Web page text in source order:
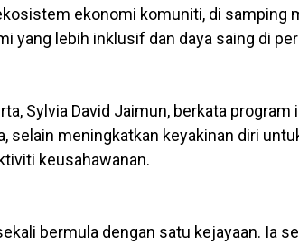
ekonomi komuniti, di samping
yang lebih inklusif dan daya saing di
Sylvia David Jaimun, berkata
selain meningkatkan keyakinan diri
keusahawanan.
bermula dengan satu kejayaan. Ia